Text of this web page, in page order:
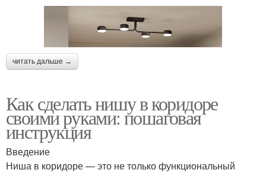
читать дальше →
Как сделать нишу в коридоре
своими руками: пошаговая
инструкция
Введение
Ниша в коридоре — это не только функциональный